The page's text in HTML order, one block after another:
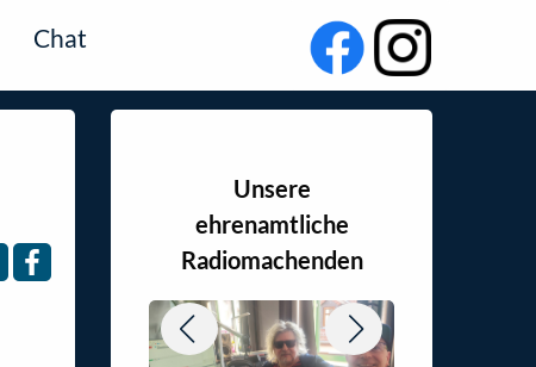
Chat
Unsere
ehrenamtliche
Radiomachenden